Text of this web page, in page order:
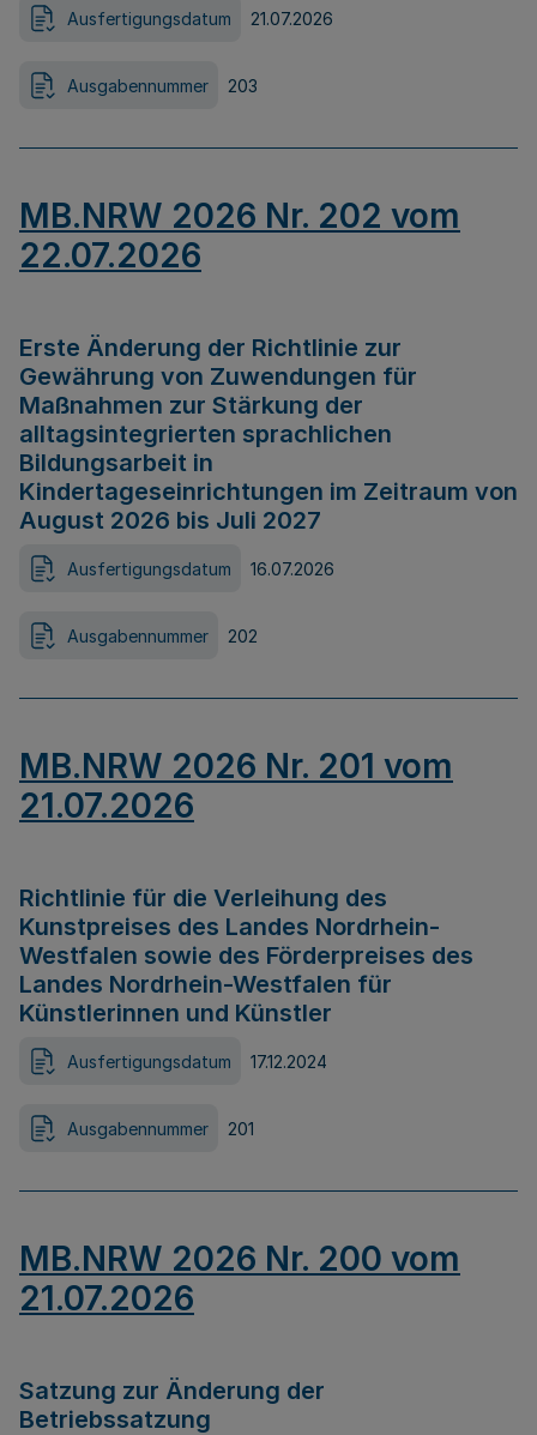
Ausfertigungsdatum 21.07.2026
Ausgabennummer 203
MB.NRW 2026 Nr. 202 vom
22.07.2026
Erste Änderung der Richtlinie zur
Gewährung von Zuwendungen für
Maßnahmen zur Stärkung der
alltagsintegrierten sprachlichen
Bildungsarbeit in
Kindertageseinrichtungen im Zeitraum von
August 2026 bis Juli 2027
Ausfertigungsdatum 16.07.2026
Ausgabennummer 202
MB.NRW 2026 Nr. 201 vom
21.07.2026
Richtlinie für die Verleihung des
Kunstpreises des Landes Nordrhein-
Westfalen sowie des Förderpreises des
Landes Nordrhein-Westfalen für
Künstlerinnen und Künstler
Ausfertigungsdatum 17.12.2024
Ausgabennummer 201
MB.NRW 2026 Nr. 200 vom
21.07.2026
Satzung zur Änderung der
Betriebssatzung